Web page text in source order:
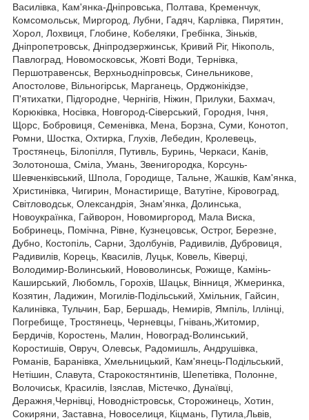
Василівка, Кам'янка-Дніпровська, Полтава, Кременчук,
Комсомольськ, Миргород, Лубни, Гадяч, Карлівка, Пирятин,
Хорол, Лохвиця, Глобине, Кобеляки, Гребінка, Зіньків,
Дніпропетровськ, Дніпродзержинськ, Кривий Ріг, Нікополь,
Павлоград, Новомосковськ, Жовті Води, Тернівка,
Першотравенськ, Верхньодніпровськ, Синельникове,
Апостолове, Вільногірськ, Марганець, Орджонікідзе,
П'ятихатки, Підгородне, Чернігів, Ніжин, Прилуки, Бахмач,
Корюківка, Носівка, Новгород-Сіверський, Городня, Ічня,
Щорс, Бобровиця, Семенівка, Мена, Борзна, Суми, Конотоп,
Ромни, Шостка, Охтирка, Глухів, Лебедин, Кролевець,
Тростянець, Білопілля, Путивль, Буринь, Черкаси, Канів,
Золотоноша, Сміла, Умань, Звенигородка, Корсунь-
Шевченківський, Шпола, Городище, Тальне, Жашків, Кам'янка,
Христинівка, Чигирин, Монастирище, Ватутіне, Кіровоград,
Світловодськ, Олександрія, Знам'янка, Долинська,
Новоукраїнка, Гайворон, Новомиргород, Мала Виска,
Бобринець, Помічна, Рівне, Кузнецовськ, Острог, Березне,
Дубно, Костопіль, Сарни, Здолбунів, Радивилів, Дубровиця,
Радивилів, Корець, Квасилів, Луцьк, Ковель, Ківерці,
Володимир-Волинський, Нововолинськ, Рожище, Камінь-
Каширський, Любомль, Горохів, Шацьк, Вінниця, Жмеринка,
Козятин, Ладижин, Могилів-Подільський, Хмільник, Гайсин,
Калинівка, Тульчин, Бар, Бершадь, Немирів, Ямпіль, Іллінці,
Погребище, Тростянець, Черневцы, Гнівань,Житомир,
Бердичів, Коростень, Малин, Новоград-Волинський,
Коростишів, Овруч, Олевськ, Радомишль, Андрушівка,
Романів, Баранівка, Хмельницький, Кам'янець-Подільський,
Нетішин, Славута, Старокостянтинів, Шепетівка, Полонне,
Волочиськ, Красилів, Ізяслав, Містечко, Дунаївці,
Деражня,Чернівці, Новодністровськ, Сторожинець, Хотин,
Сокиряни, Заставна, Новоселиця, Кіцмань, Путила,Львів,